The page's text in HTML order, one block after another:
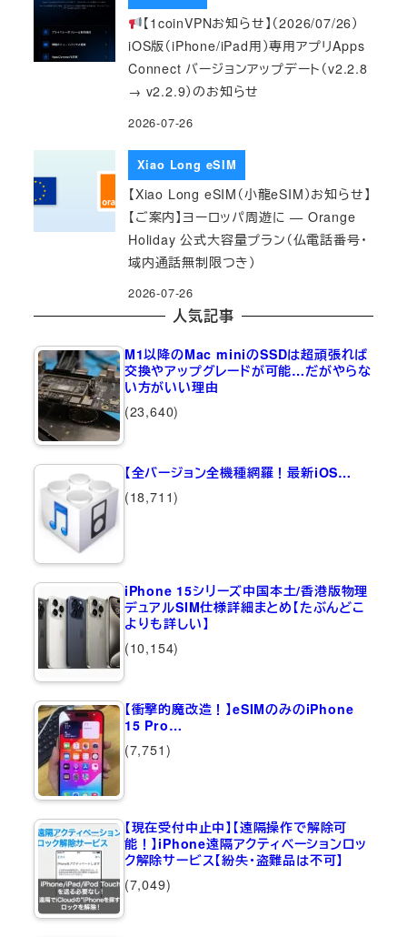
【1coinVPNお知らせ】（2026/07/26）
iOS版（iPhone/iPad用）専用アプリApps
Connect バージョンアップデート（v2.2.8
→ v2.2.9）のお知らせ
2026-07-26
Xiao Long eSIM
【Xiao Long eSIM（小龍eSIM）お知らせ】
【ご案内】ヨーロッパ周遊に — Orange
Holiday 公式大容量プラン（仏電話番号・
域内通話無制限つき）
2026-07-26
人気記事
M1以降のMac miniのSSDは超頑張れば
交換やアップグレードが可能…だがやらな
い方がいい理由
(23,640)
【全バージョン全機種網羅！最新iOS…
(18,711)
iPhone 15シリーズ中国本土/香港版物理
デュアルSIM仕様詳細まとめ【たぶんどこ
よりも詳しい】
(10,154)
【衝撃的魔改造！】eSIMのみのiPhone
15 Pro…
(7,751)
【現在受付中止中】【遠隔操作で解除可
能！】iPhone遠隔アクティベーションロッ
ク解除サービス【紛失・盗難品は不可】
(7,049)